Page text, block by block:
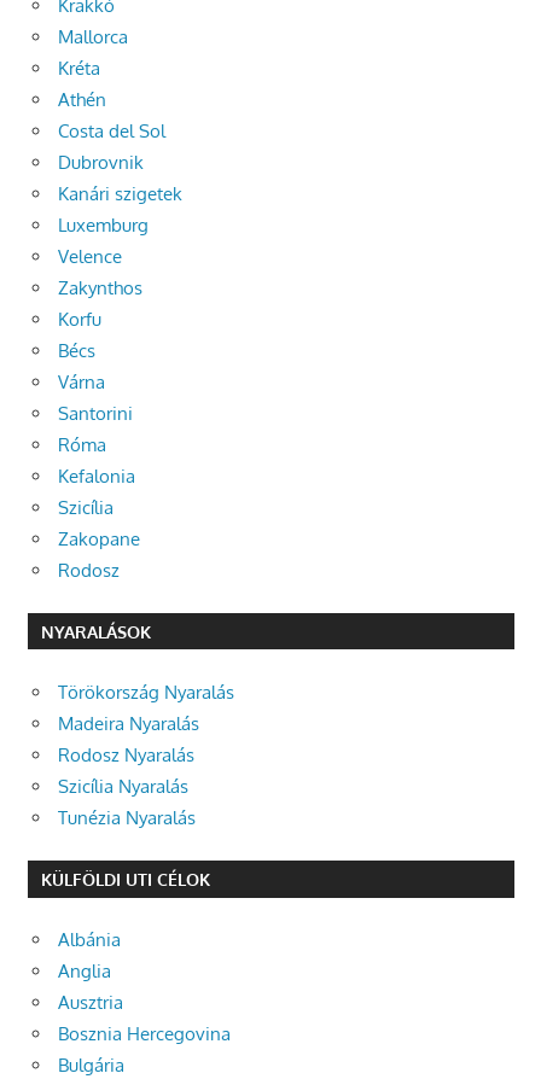
Krakkó
Mallorca
Kréta
Athén
Costa del Sol
Dubrovnik
Kanári szigetek
Luxemburg
Velence
Zakynthos
Korfu
Bécs
Várna
Santorini
Róma
Kefalonia
Szicília
Zakopane
Rodosz
NYARALÁSOK
Törökország Nyaralás
Madeira Nyaralás
Rodosz Nyaralás
Szicília Nyaralás
Tunézia Nyaralás
KÜLFÖLDI UTI CÉLOK
Albánia
Anglia
Ausztria
Bosznia Hercegovina
Bulgária